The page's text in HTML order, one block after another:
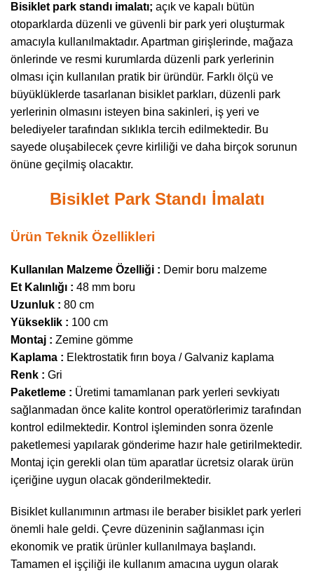
Bisiklet park standı imalatı; açık ve kapalı bütün
otoparklarda düzenli ve güvenli bir park yeri oluşturmak
amacıyla kullanılmaktadır. Apartman girişlerinde, mağaza
önlerinde ve resmi kurumlarda düzenli park yerlerinin
olması için kullanılan pratik bir üründür. Farklı ölçü ve
büyüklüklerde tasarlanan bisiklet parkları, düzenli park
yerlerinin olmasını isteyen bina sakinleri, iş yeri ve
belediyeler tarafından sıklıkla tercih edilmektedir. Bu
sayede oluşabilecek çevre kirliliği ve daha birçok sorunun
önüne geçilmiş olacaktır.
Bisiklet Park Standı İmalatı
Ürün Teknik Özellikleri
Kullanılan Malzeme Özelliği : Demir boru malzeme
Et Kalınlığı : 48 mm boru
Uzunluk : 80 cm
Yükseklik : 100 cm
Montaj : Zemine gömme
Kaplama : Elektrostatik fırın boya / Galvaniz kaplama
Renk : Gri
Paketleme : Üretimi tamamlanan park yerleri sevkiyatı
sağlanmadan önce kalite kontrol operatörlerimiz tarafından
kontrol edilmektedir. Kontrol işleminden sonra özenle
paketlemesi yapılarak gönderime hazır hale getirilmektedir.
Montaj için gerekli olan tüm aparatlar ücretsiz olarak ürün
içeriğine uygun olacak gönderilmektedir.
Bisiklet kullanımının artması ile beraber bisiklet park yerleri
önemli hale geldi. Çevre düzeninin sağlanması için
ekonomik ve pratik ürünler kullanılmaya başlandı.
Tamamen el işçiliği ile kullanım amacına uygun olarak